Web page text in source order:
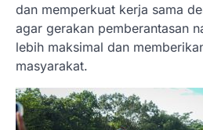
dan memperkuat kerja sama
agar gerakan pemberantasan
lebih maksimal dan
masyarakat.